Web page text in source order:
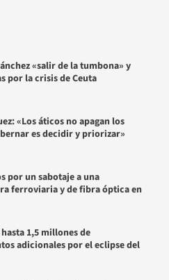
«salir de la tumbona» y
por la crisis de Ceuta
«Los áticos no apagan los
es decidir y priorizar»
por un sabotaje a una
ferroviaria y de fibra óptica en
hasta 1,5 millones de
adicionales por el eclipse del